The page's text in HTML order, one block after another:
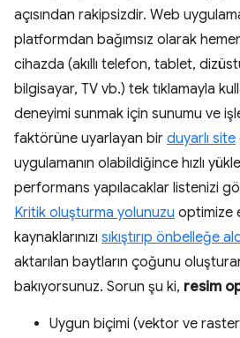
açısından rakipsizdir. Web
platformdan bağımsız olarak
cihazda (akıllı telefon, tablet,
bilgisayar, TV vb.) tek tıklamayla
deneyimi sunmak için sunumu ve
faktörüne uyarlayan bir duyarlı site
uygulamanın olabildiğince hızlı
performans yapılacaklar listenizi
Kritik oluşturma yolunuzu optimize
kaynaklarınızı sıkıştırıp önbelleğe
aktarılan baytların çoğunu
bakıyorsunuz. Sorun şu ki, resim
Uygun biçimi (vektor ve